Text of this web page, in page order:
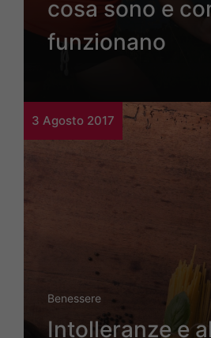
cosa sono e
funzionano
3 Agosto 2017
Benessere
Intolleranze e